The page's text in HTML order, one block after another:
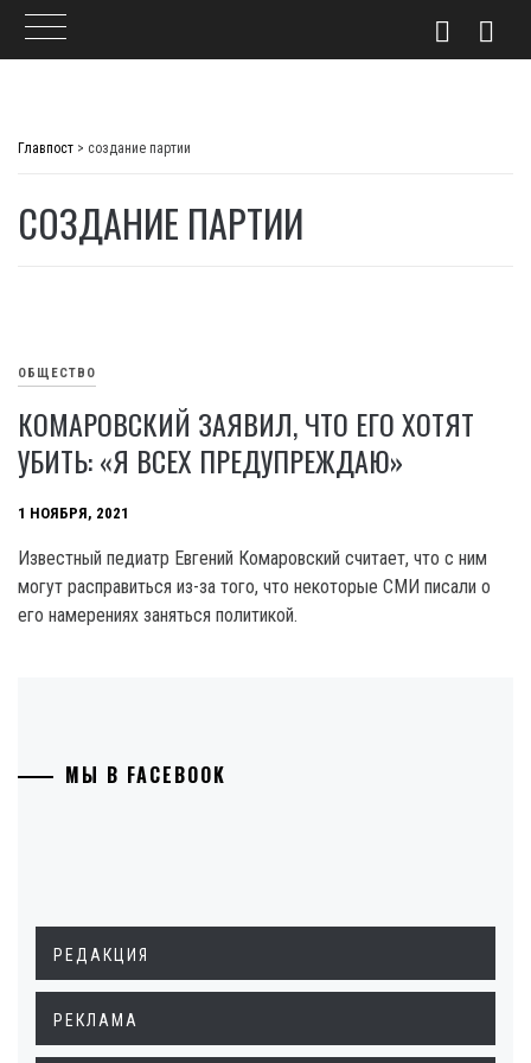
Главпост > создание партии
СОЗДАНИЕ ПАРТИИ
ОБЩЕСТВО
КОМАРОВСКИЙ ЗАЯВИЛ, ЧТО ЕГО ХОТЯТ
УБИТЬ: «Я ВСЕХ ПРЕДУПРЕЖДАЮ»
1 НОЯБРЯ, 2021
Известный педиатр Евгений Комаровский считает, что с ним
могут расправиться из-за того, что некоторые СМИ писали о
его намерениях заняться политикой.
МЫ В FACEBOOK
РЕДАКЦИЯ
РЕКЛАМА